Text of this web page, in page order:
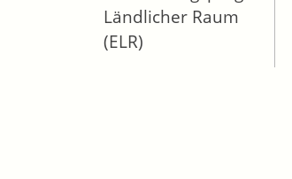
Ländlicher Raum
(ELR)